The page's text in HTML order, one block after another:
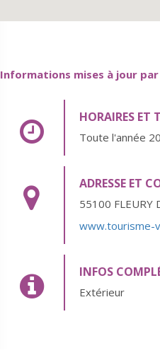
Informations mises à jour
HORAIRES ET
Toute l'année
ADRESSE ET
55100 FLEURY
www.tourisme-
INFOS
Extérieur